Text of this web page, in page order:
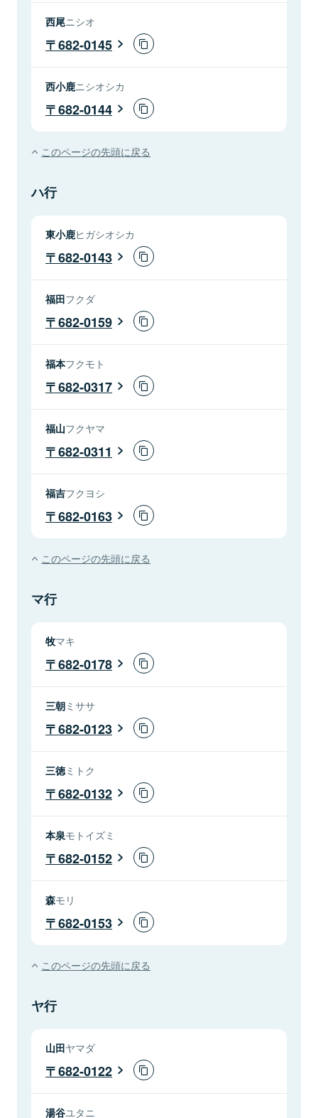
西尾ニシオ
682-0145
西小鹿ニシオシカ
682-0144
このページの先頭に戻る
ハ行
東小鹿ヒガシオシカ
682-0143
福田フクダ
682-0159
福本フクモト
682-0317
福山フクヤマ
682-0311
福吉フクヨシ
682-0163
このページの先頭に戻る
マ行
牧マキ
682-0178
三朝ミササ
682-0123
三徳ミトク
682-0132
本泉モトイズミ
682-0152
森モリ
682-0153
このページの先頭に戻る
ヤ行
山田ヤマダ
682-0122
湯谷ユタニ